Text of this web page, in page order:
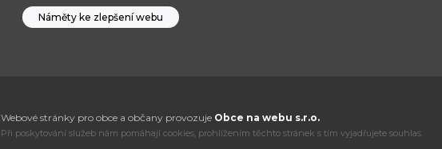
Náměty ke zlepšení webu
Webové stránky pro obce a občany provozuje Obce na webu s.r.o.
Při poskytování služeb nám pomáhají cookies, prohlížením těchto stránek s tím vyjadřujete souhlas.